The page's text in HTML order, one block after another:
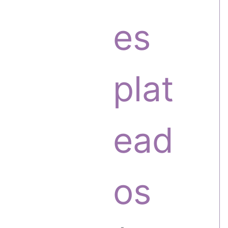
o
o
d
u
c
t
es
plat
ead
os